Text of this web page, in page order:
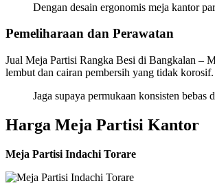
Dengan desain ergonomis meja kantor
Pemeliharaan dan Perawatan
Jual Meja Partisi Rangka Besi di Bangkalan –
lembut dan cairan pembersih yang tidak
Jaga supaya permukaan konsisten bebas
Harga Meja Partisi Kantor
Meja Partisi Indachi Torare